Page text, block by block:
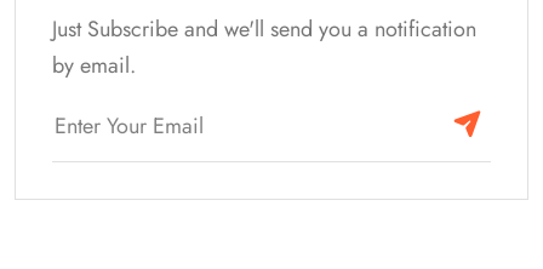
Just Subscribe and we'll send you a notification
by email.